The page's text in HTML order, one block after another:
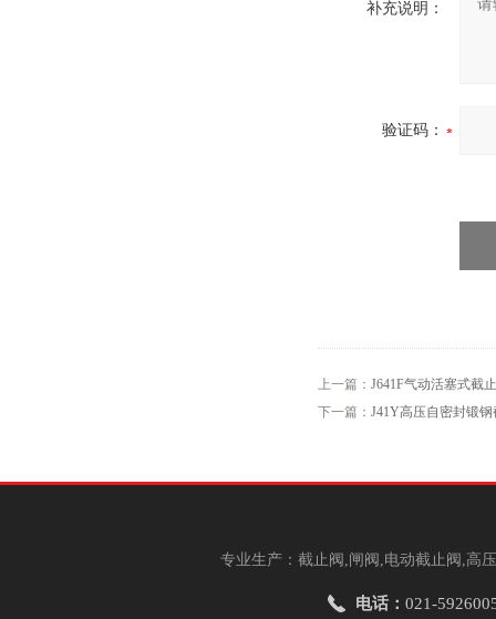
补充说明：
验证码：
上一篇： J641F气动活塞式截
下一篇： J41Y高压自密封锻
专业生产：截止阀,闸阀,电动截止阀,高
电话： 021-